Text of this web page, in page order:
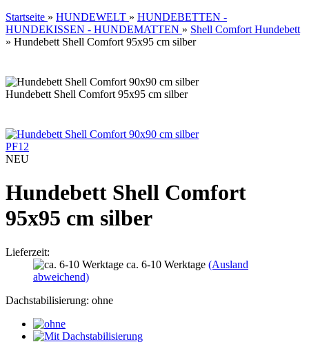
Startseite » HUNDEWELT » HUNDEBETTEN -
HUNDEKISSEN - HUNDEMATTEN » Shell Comfort Hundebett
» Hundebett Shell Comfort 95x95 cm silber
Hundebett Shell Comfort 95x95 cm silber
PF12
NEU
Hundebett Shell Comfort
95x95 cm silber
Lieferzeit:
ca. 6-10 Werktage (Ausland
abweichend)
Dachstabilisierung: ohne